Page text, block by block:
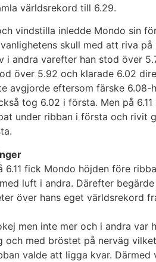
världsrekord till 6.29.
vindstilla inledde Mondo sin
skull med att riva på
i andra varefter han stod över
över 5.92 och klarade 6.02
avgjorde eftersom färske 6.08-
tog 6.02 i första. Men på
under ribban i första och rivit
fick Mondo höjden före
luft i andra. Därefter
över hans eget världsrekord
men inte mer och i andra var
och med bröstet på nerväg
valde att ligga kvar. Därmed